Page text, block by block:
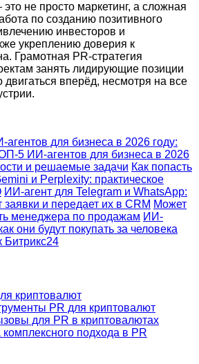
не просто маркетинг, а сложная
по созданию позитивного
инвесторов и
укреплению доверия к
Грамотная PR-стратегия
занять лидирующие позиции
вперёд, несмотря на все
для бизнеса в 2026 году:
5 ИИ-агентов для бизнеса в 2026
и решаемые задачи Как попасть
и Perplexity: практическое
ИИ-агент для Telegram и WhatsApp:
заявки и передает их в CRM Может
менеджера по продажам ИИ-
они будут покупать за человека
Битрикс24
криптовалют
PR для криптовалют
для PR в криптовалютах
подхода в PR